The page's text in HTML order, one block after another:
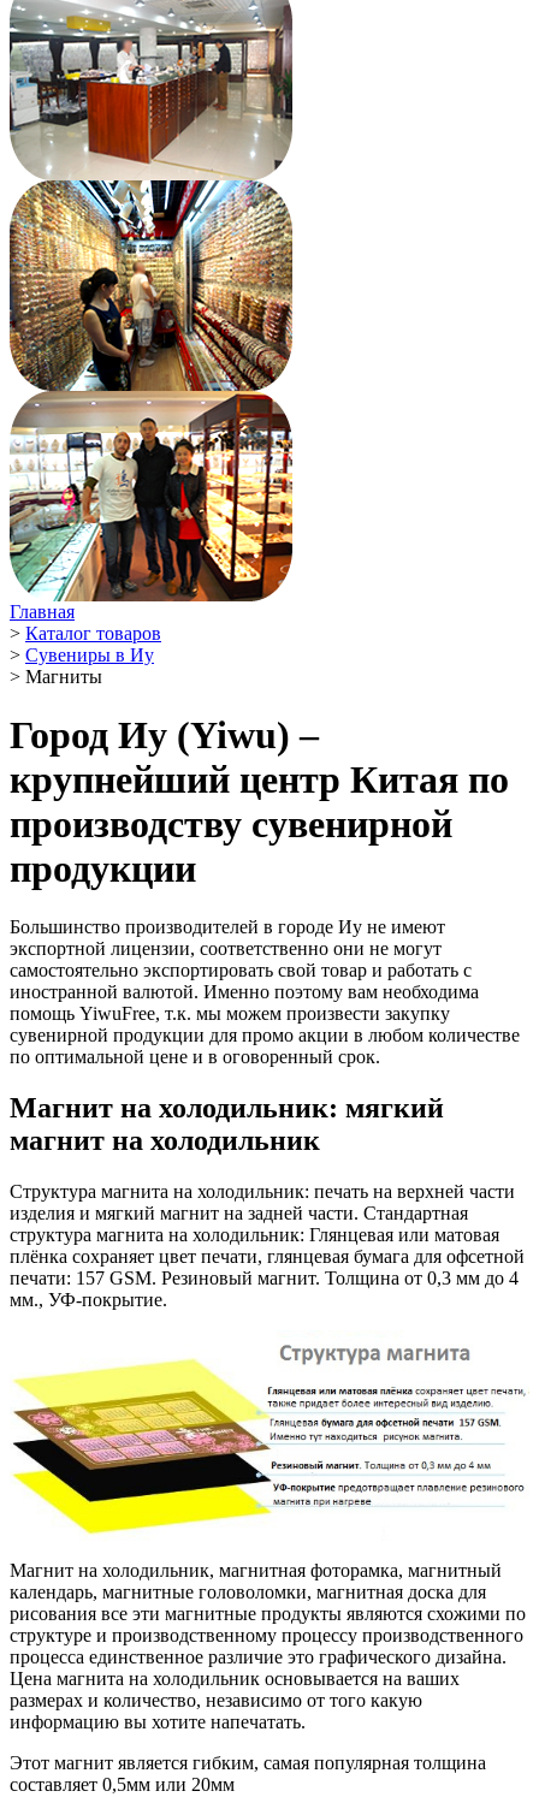
Главная
> Каталог товаров
> Сувениры в Иу
> Магниты
Город Иу (Yiwu) –
крупнейший центр Китая по
производству сувенирной
продукции
Большинство производителей в городе Иу не имеют
экспортной лицензии, соответственно они не могут
самостоятельно экспортировать свой товар и работать с
иностранной валютой. Именно поэтому вам необходима
помощь YiwuFree, т.к. мы можем произвести закупку
сувенирной продукции для промо акции в любом количестве
по оптимальной цене и в оговоренный срок.
Магнит на холодильник: мягкий
магнит на холодильник
Структура магнита на холодильник: печать на верхней части
изделия и мягкий магнит на задней части. Стандартная
структура магнита на холодильник: Глянцевая или матовая
плёнка сохраняет цвет печати, глянцевая бумага для офсетной
печати: 157 GSM. Резиновый магнит. Толщина от 0,3 мм до 4
мм., УФ-покрытие.
Магнит на холодильник, магнитная фоторамка, магнитный
календарь, магнитные головоломки, магнитная доска для
рисования все эти магнитные продукты являются схожими по
структуре и производственному процессу производственного
процесса единственное различие это графического дизайна.
Цена магнита на холодильник основывается на ваших
размерах и количество, независимо от того какую
информацию вы хотите напечатать.
Этот магнит является гибким, самая популярная толщина
составляет 0,5мм или 20мм